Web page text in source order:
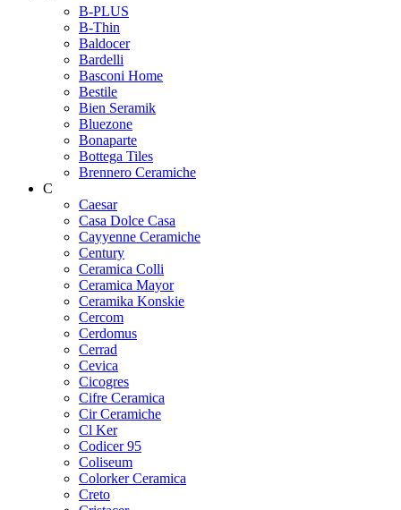
B-PLUS
B-Thin
Baldocer
Bardelli
Basconi Home
Bestile
Bien Seramik
Bluezone
Bonaparte
Bottega Tiles
Brennero Ceramiche
C
Caesar
Casa Dolce Casa
Cayyenne Ceramiche
Century
Ceramica Colli
Ceramica Mayor
Ceramika Konskie
Cercom
Cerdomus
Cerrad
Cevica
Cicogres
Cifre Ceramica
Cir Ceramiche
Cl Ker
Codicer 95
Coliseum
Colorker Ceramica
Creto